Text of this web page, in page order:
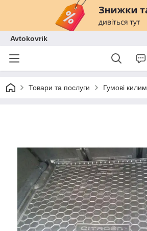
Avtokovrik
Товари та послуги Гумові